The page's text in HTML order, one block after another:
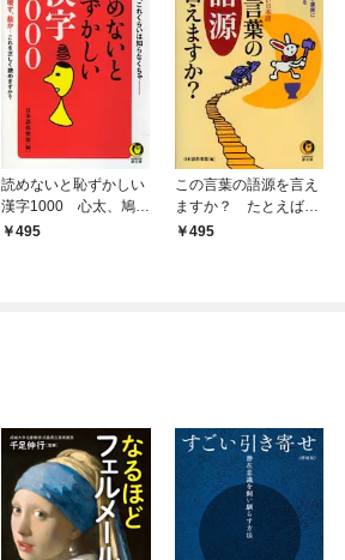
読めないと恥ずかしい
漢字1000 心太、鳩
尾、唆す、些か…これ
495
この言葉の語源を言え
ますか？ たとえば、
なんで唐突に「月」と
495